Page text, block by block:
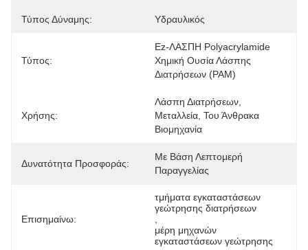
Τύπος Δύναμης: Υδραυλικός
Τύπος:
Ez-ΛΑΣΠΗ Polyacrylamide
Χημική Ουσία Λάσπης
Διατρήσεων (PAM)
Χρήσης:
Λάσπη Διατρήσεων,
Μεταλλεία, Του Άνθρακα
Βιομηχανία
Δυνατότητα Προσφοράς:
Με Βάση Λεπτομερή
Παραγγελίας
Επισημαίνω:
τμήματα εγκαταστάσεων
γεώτρησης διατρήσεων
μέρη μηχανών
εγκαταστάσεων γεώτρησης